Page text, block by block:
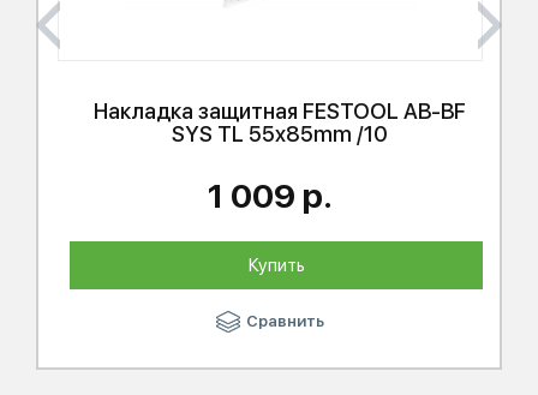
Накладка защитная FESTOOL AB-BF
SYS TL 55x85mm /10
1 009 р.
Купить
Сравнить